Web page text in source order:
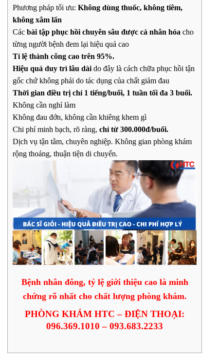
Phương pháp tối ưu: Không dùng thuốc, không tiêm,
không xâm lấn
Các bài tập phục hồi chuyên sâu được cá nhân hóa cho
từng người bệnh đem lại hiệu quả cao
Tỉ lệ thành công cao trên 95%.
Hiệu quả duy trì lâu dài do đây là cách chữa phục hồi tận
gốc chứ không phải do tác dụng của chất giảm đau
Thời gian điều trị chỉ 1 tiếng/buổi, 1 tuần tối đa 3 buổi.
Không cần nghỉ làm
Không đau đớn, không cần khiêng khem gì
Chi phí minh bạch, rõ ràng, chỉ từ 300.000đ/buổi.
Dịch vụ tận tâm, chuyên nghiệp. Không gian phòng khám
rộng thoáng, thuận tiện di chuyển.
Bệnh nhân đông, tỷ lệ giới thiệu cao là minh
chứng rõ nhất cho chất lượng phòng khám.
PHÒNG KHÁM HTC – ĐIỆN THOẠI:
096.369.1010 – 093.683.2233